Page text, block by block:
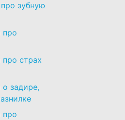
ВСЕХ
ПРО ДЕТЕЙ
зубную
про
про страх
о задире,
про